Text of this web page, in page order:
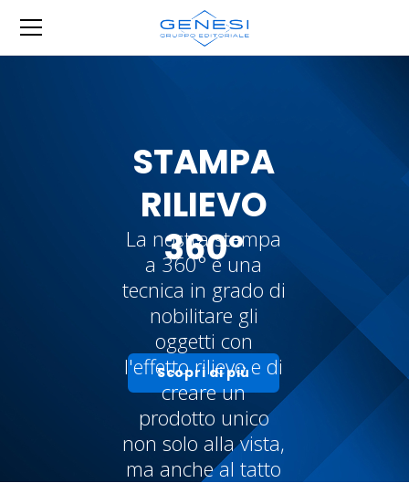
STAMPA
RILIEVO
360°
Scopri di più
La nostra stampa
a 360° è una
tecnica in grado di
nobilitare gli
oggetti con
l'effetto rilievo e di
creare un
prodotto unico
non solo alla vista,
ma anche al tatto